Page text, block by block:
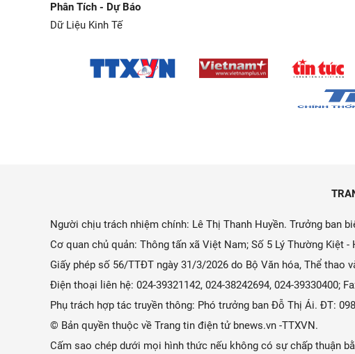
Phân Tích - Dự Báo
Dữ Liệu Kinh Tế
Người chịu trách nhiệm chính: Lê Thị Thanh Huyền. Trưởng ban
Cơ quan chủ quản: Thông tấn xã Việt Nam; Số 5 Lý Thường Kiệt -
Giấy phép số 56/TTĐT ngày 31/3/2026 do Bộ Văn hóa, Thể thao
Điện thoại liên hệ: 024-39321142, 024-38242694, 024-39330400;
Phụ trách hợp tác truyền thông: Phó trưởng ban Đỗ Thị Ái. ĐT:
© Bản quyền thuộc về Trang tin điện tử bnews.vn -TTXVN.
Cấm sao chép dưới mọi hình thức nếu không có sự chấp thuận